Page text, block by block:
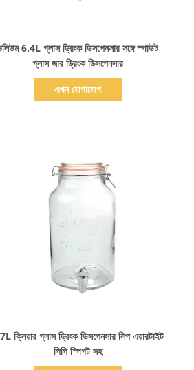
6.4L গ্লাস ড্রিংক ডিসপেনসার সঙ্গে স্পাউট
গ্লাস জার ড্রিংক ডিসপেনসার
এখন যোগাযোগ
ক্লিয়ার গ্লাস ড্রিংক ডিসপেনসার লিপ এয়ারটাইট
পিপি স্পিগট সহ